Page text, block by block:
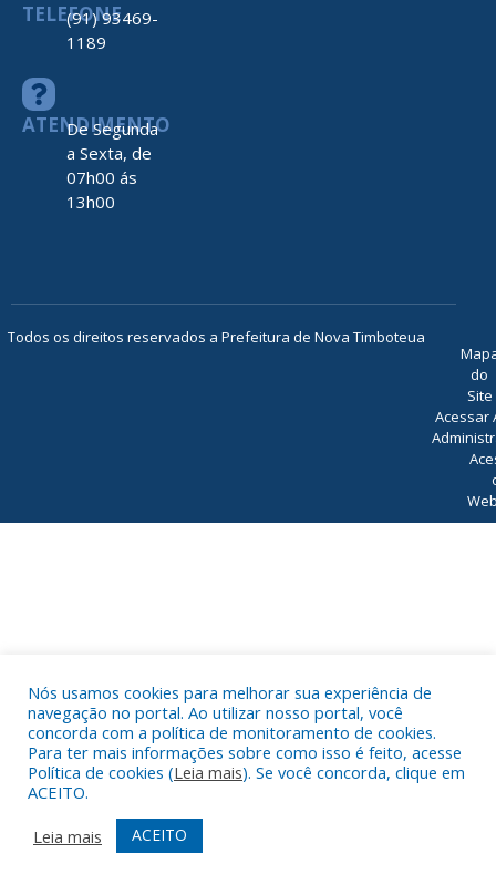
TELEFONE
(91) 93469-
1189
ATENDIMENTO
De Segunda
a Sexta, de
07h00 ás
13h00
Todos os direitos reservados a Prefeitura de Nova Timboteua
do
Site
Acessar
Nós usamos cookies para melhorar sua experiência de
navegação no portal. Ao utilizar nosso portal, você
concorda com a política de monitoramento de cookies.
Para ter mais informações sobre como isso é feito, acesse
Política de cookies (Leia mais). Se você concorda, clique em
ACEITO.
Leia mais
ACEITO